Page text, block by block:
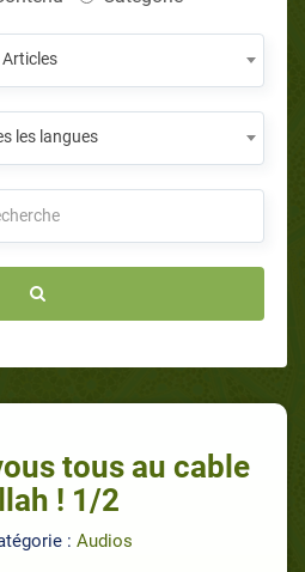
Articles
les langues
tous au cable
! 1/2
: Audios